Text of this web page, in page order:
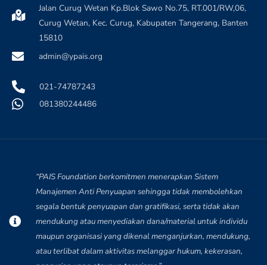
N
Nabilah Zulfaa
Baru saja Donasi di BERBAGI BERAS UNTUK
KEMANUSIAAN
Jalan Curug Wetan Kp.Blok Sawo No.75, RT.001/RW,06,
Curug Wetan, Kec. Curug, Kabupaten Tangerang, Banten
15810
admin@ypais.org
021-74787243
081380244486
“PAIS Foundation berkomitmen menerapkan Sistem
Manajemen Anti Penyuapan sehingga tidak membolehkan
segala bentuk penyuapan dan gratifikasi, serta tidak akan
mendukung atau menyediakan dana/material untuk individu
maupun organisasi yang dikenal menganjurkan, mendukung,
atau terlibat dalam aktivitas melanggar hukum, kekerasan,